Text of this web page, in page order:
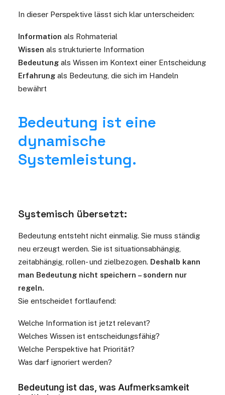
In dieser Perspektive lässt sich klar unterscheiden:
Information als Rohmaterial
Wissen als strukturierte Information
Bedeutung als Wissen im Kontext einer Entscheidung
Erfahrung als Bedeutung, die sich im Handeln
bewährt
Bedeutung ist eine
dynamische
Systemleistung.
Systemisch übersetzt:
Bedeutung entsteht nicht einmalig. Sie muss ständig
neu erzeugt werden. Sie ist situationsabhängig,
zeitabhängig, rollen- und zielbezogen. Deshalb kann
man Bedeutung nicht speichern – sondern nur
regeln.
Sie entscheidet fortlaufend:
Welche Information ist jetzt relevant?
Welches Wissen ist entscheidungsfähig?
Welche Perspektive hat Priorität?
Was darf ignoriert werden?
Bedeutung ist das, was Aufmerksamkeit